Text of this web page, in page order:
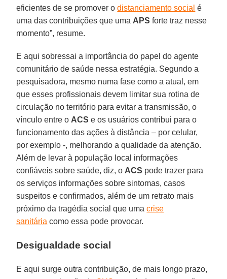
eficientes de se promover odistanciamento social é
uma das contribuições que uma APS forte traz nesse
momento”, resume.
E aqui sobressai a importância do papel do agente
comunitário de saúde nessa estratégia. Segundo a
pesquisadora, mesmo numa fase como a atual, em
que esses profissionais devem limitar sua rotina de
circulação no território para evitar a transmissão, o
vínculo entre o ACS e os usuários contribui para o
funcionamento das ações à distância – por celular,
por exemplo -, melhorando a qualidade da atenção.
Além de levar à população local informações
confiáveis sobre saúde, diz, o ACS pode trazer para
os serviços informações sobre sintomas, casos
suspeitos e confirmados, além de um retrato mais
próximo da tragédia social que umacrise
sanitária como essa pode provocar.
Desigualdade social
E aqui surge outra contribuição, de mais longo prazo,